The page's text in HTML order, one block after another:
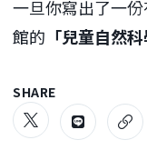
一旦你寫出了一
館的 「兒童自然科
SHARE